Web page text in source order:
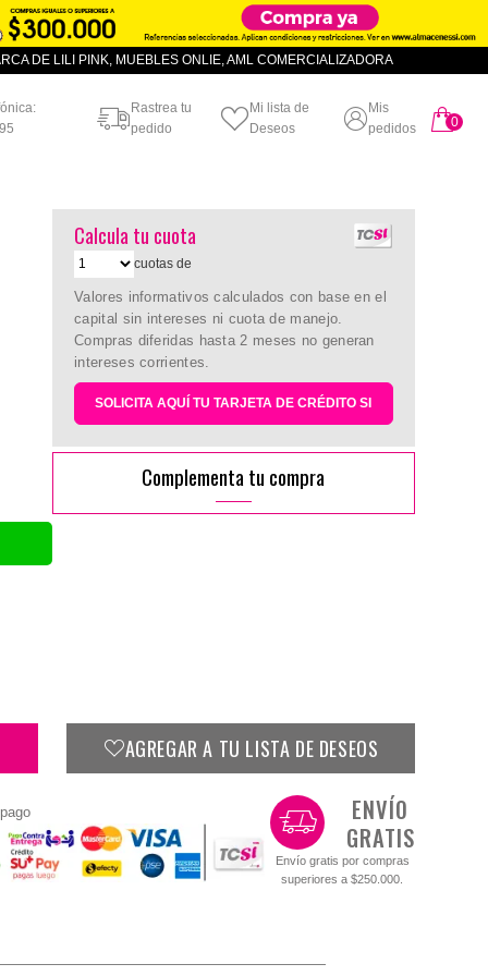
DE LILI PINK, MUEBLES ONLIE, AML COMERCIALIZADORA
Rastrea tu
pedido
Mi lista de
Deseos
Mis
pedidos
0
Calcula tu cuota
cuotas de
Valores informativos calculados con base en el
capital sin intereses ni cuota de manejo.
Compras diferidas hasta 2 meses no generan
intereses corrientes.
SOLICITA AQUÍ TU TARJETA DE CRÉDITO SI
Complementa tu compra
AGREGAR A TU LISTA DE DESEOS
ENVÍO
GRATIS
Envío gratis por compras
superiores a $250.000.